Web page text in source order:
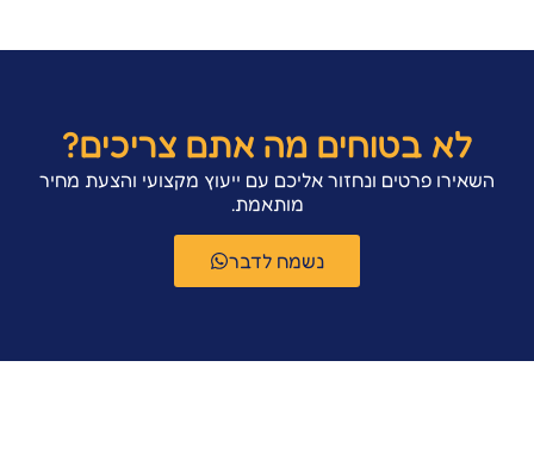
לא בטוחים מה אתם צריכים?
השאירו פרטים ונחזור אליכם עם ייעוץ מקצועי והצעת מחיר
מותאמת.
נשמח לדבר